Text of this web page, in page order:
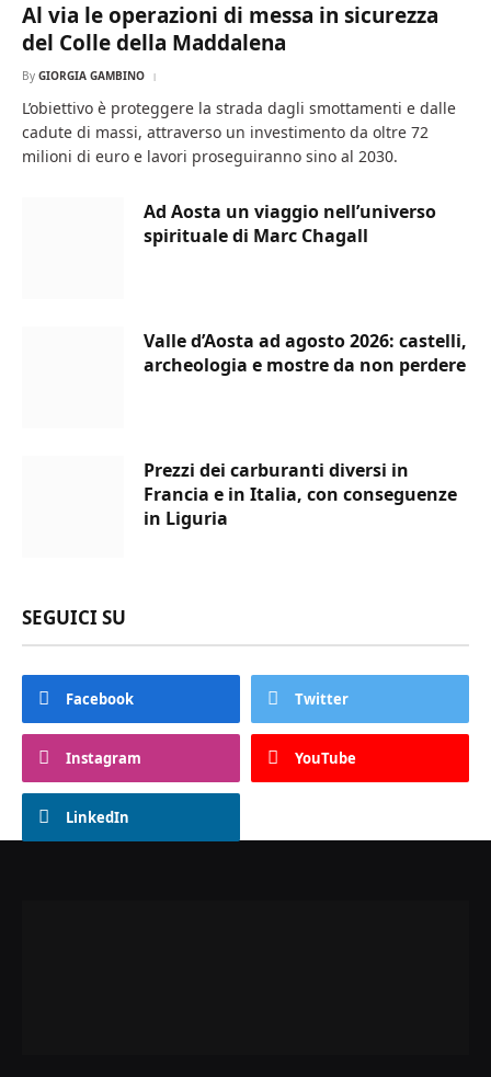
Al via le operazioni di messa in sicurezza
del Colle della Maddalena
By GIORGIA GAMBINO
L’obiettivo è proteggere la strada dagli smottamenti e dalle
cadute di massi, attraverso un investimento da oltre 72
milioni di euro e lavori proseguiranno sino al 2030.
Ad Aosta un viaggio nell’universo
spirituale di Marc Chagall
Valle d’Aosta ad agosto 2026: castelli,
archeologia e mostre da non perdere
Prezzi dei carburanti diversi in
Francia e in Italia, con conseguenze
in Liguria
SEGUICI SU
Facebook Twitter
Instagram YouTube
LinkedIn